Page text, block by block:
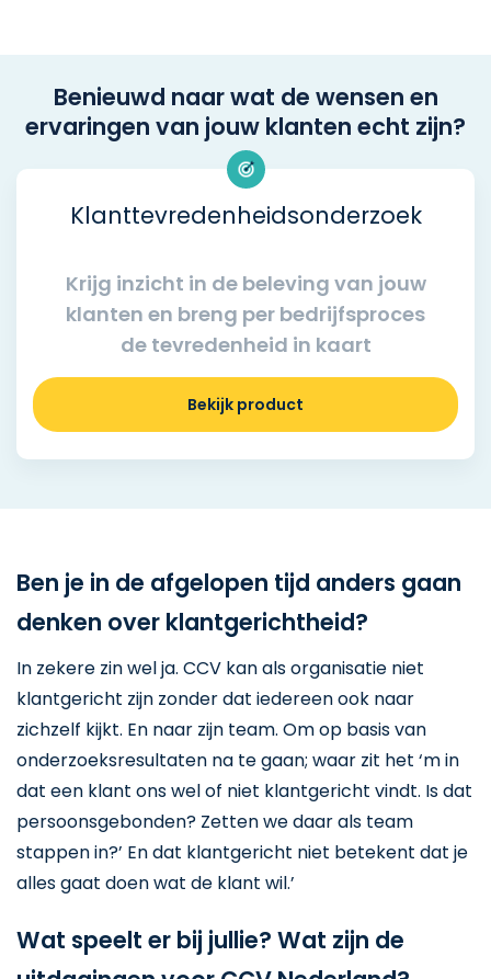
Benieuwd naar wat de wensen en
ervaringen van jouw klanten echt zijn?
Klanttevredenheidsonderzoek
Krijg inzicht in de beleving van jouw
klanten en breng per bedrijfsproces
de tevredenheid in kaart
Bekijk product
Ben je in de afgelopen tijd anders gaan
denken over klantgerichtheid?
In zekere zin wel ja. CCV kan als organisatie niet
klantgericht zijn zonder dat iedereen ook naar
zichzelf kijkt. En naar zijn team. Om op basis van
onderzoeksresultaten na te gaan; waar zit het ‘m in
dat een klant ons wel of niet klantgericht vindt. Is dat
persoonsgebonden? Zetten we daar als team
stappen in?’ En dat klantgericht niet betekent dat je
alles gaat doen wat de klant wil.’
Wat speelt er bij jullie? Wat zijn de